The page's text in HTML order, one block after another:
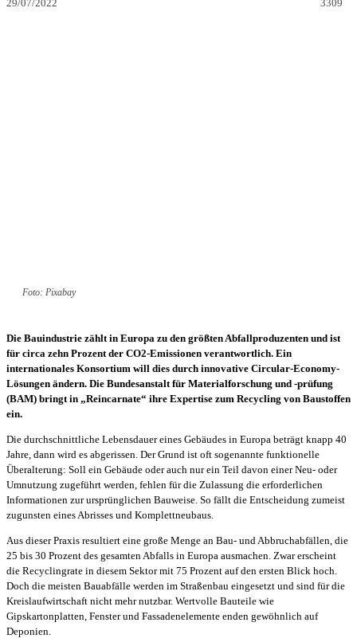
29/07/2022 3309
Foto: Pixabay
Die Bauindustrie zählt in Europa zu den größten Abfallproduzenten und ist
für circa zehn Prozent der CO2-Emissionen verantwortlich. Ein
internationales Konsortium will dies durch innovative Circular-Economy-
Lösungen ändern. Die Bundesanstalt für Materialforschung und -prüfung
(BAM) bringt in „Reincarnate“ ihre Expertise zum Recycling von Baustoffen
ein.
Die durchschnittliche Lebensdauer eines Gebäudes in Europa beträgt knapp 40
Jahre, dann wird es abgerissen. Der Grund ist oft sogenannte funktionelle
Überalterung: Soll ein Gebäude oder auch nur ein Teil davon einer Neu- oder
Umnutzung zugeführt werden, fehlen für die Zulassung die erforderlichen
Informationen zur ursprünglichen Bauweise. So fällt die Entscheidung zumeist
zugunsten eines Abrisses und Komplettneubaus.
Aus dieser Praxis resultiert eine große Menge an Bau- und Abbruchabfällen, die
25 bis 30 Prozent des gesamten Abfalls in Europa ausmachen. Zwar erscheint
die Recyclingrate in diesem Sektor mit 75 Prozent auf den ersten Blick hoch.
Doch die meisten Bauabfälle werden im Straßenbau eingesetzt und sind für die
Kreislaufwirtschaft nicht mehr nutzbar. Wertvolle Bauteile wie
Gipskartonplatten, Fenster und Fassadenelemente enden gewöhnlich auf
Deponien.